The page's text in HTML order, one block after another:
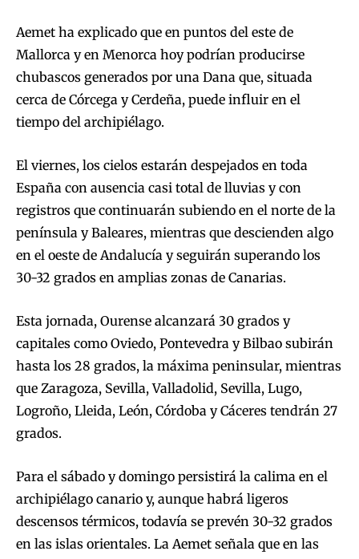
Aemet ha explicado que en puntos del este de
Mallorca y en Menorca hoy podrían producirse
chubascos generados por una Dana que, situada
cerca de Córcega y Cerdeña, puede influir en el
tiempo del archipiélago.
El viernes, los cielos estarán despejados en toda
España con ausencia casi total de lluvias y con
registros que continuarán subiendo en el norte de la
península y Baleares, mientras que descienden algo
en el oeste de Andalucía y seguirán superando los
30-32 grados en amplias zonas de Canarias.
Esta jornada, Ourense alcanzará 30 grados y
capitales como Oviedo, Pontevedra y Bilbao subirán
hasta los 28 grados, la máxima peninsular, mientras
que Zaragoza, Sevilla, Valladolid, Sevilla, Lugo,
Logroño, Lleida, León, Córdoba y Cáceres tendrán 27
grados.
Para el sábado y domingo persistirá la calima en el
archipiélago canario y, aunque habrá ligeros
descensos térmicos, todavía se prevén 30-32 grados
en las islas orientales. La Aemet señala que en las